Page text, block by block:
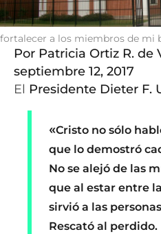
fortalecer a los miembros de mi
Por Patricia Ortiz R. de
septiembre 12, 2017
El Presidente Dieter F.
«Cristo no sólo
que lo demostró
No se alejó de las
que al estar entre
sirvió a las
Rescató al perdido.